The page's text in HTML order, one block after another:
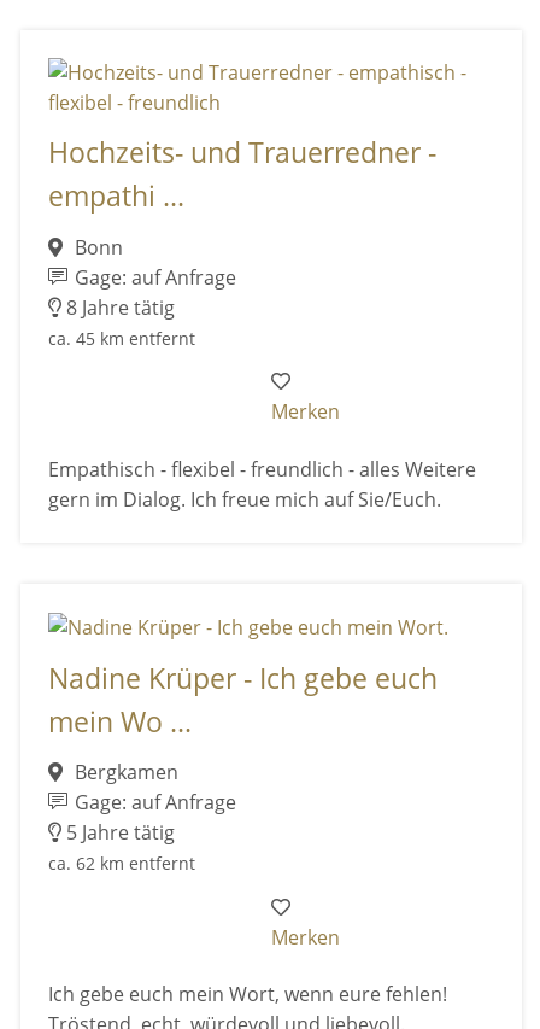
Hochzeits- und Trauerredner -
empathi ...
Bonn
Gage: auf Anfrage
8 Jahre tätig
ca. 45 km entfernt
Merken
Empathisch - flexibel - freundlich - alles Weitere
gern im Dialog. Ich freue mich auf Sie/Euch.
Nadine Krüper - Ich gebe euch
mein Wo ...
Bergkamen
Gage: auf Anfrage
5 Jahre tätig
ca. 62 km entfernt
Merken
Ich gebe euch mein Wort, wenn eure fehlen!